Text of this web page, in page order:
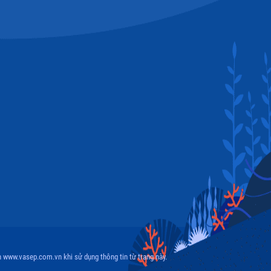
khi sử dụng thông tin từ trang này.